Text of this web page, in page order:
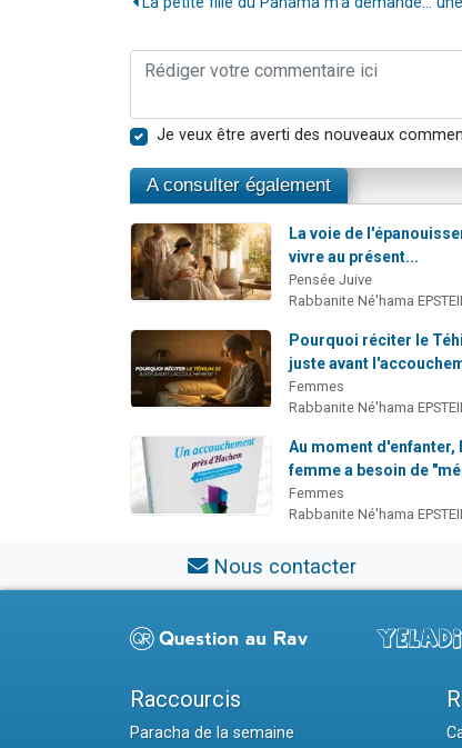
Je veux être averti des nouveaux
A consulter également
La voie de
vivre au présent...
Pensée Juive
Rabbanite Né'hama
Pourquoi réciter le
juste avant
Femmes
Rabbanite Né'hama
Au moment d'enfanter,
femme a besoin de
Femmes
Rabbanite Né'hama
Nous contacter
Raccourcis
Paracha de la semaine